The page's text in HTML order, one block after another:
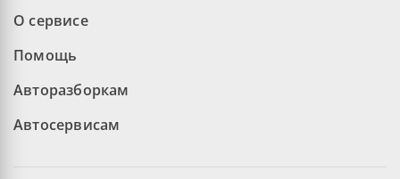
О сервисе
Помощь
Авторазборкам
Автосервисам